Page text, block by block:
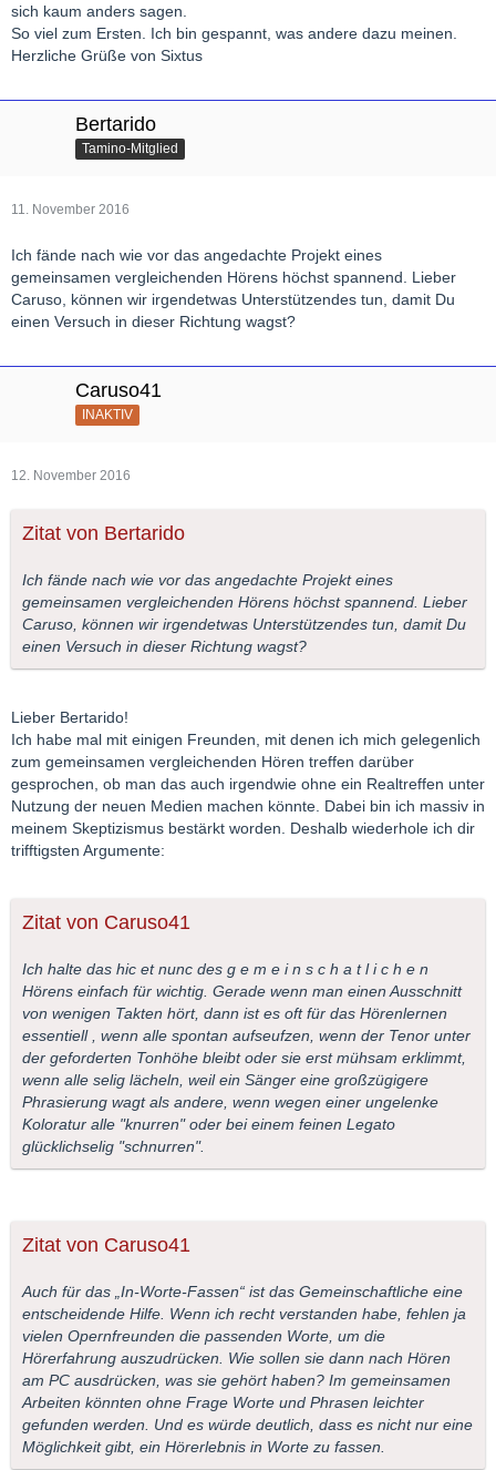
sich kaum anders sagen.
So viel zum Ersten. Ich bin gespannt, was andere dazu meinen.
Herzliche Grüße von Sixtus
Bertarido
Tamino-Mitglied
11. November 2016
Ich fände nach wie vor das angedachte Projekt eines
gemeinsamen vergleichenden Hörens höchst spannend. Lieber
Caruso, können wir irgendetwas Unterstützendes tun, damit Du
einen Versuch in dieser Richtung wagst?
Caruso41
INAKTIV
12. November 2016
Zitat von Bertarido
Ich fände nach wie vor das angedachte Projekt eines
gemeinsamen vergleichenden Hörens höchst spannend. Lieber
Caruso, können wir irgendetwas Unterstützendes tun, damit Du
einen Versuch in dieser Richtung wagst?
Lieber Bertarido!
Ich habe mal mit einigen Freunden, mit denen ich mich gelegenlich
zum gemeinsamen vergleichenden Hören treffen darüber
gesprochen, ob man das auch irgendwie ohne ein Realtreffen unter
Nutzung der neuen Medien machen könnte. Dabei bin ich massiv in
meinem Skeptizismus bestärkt worden. Deshalb wiederhole ich dir
trifftigsten Argumente:
Zitat von Caruso41
Ich halte das hic et nunc des g e m e i n s c h a t l i c h e n
Hörens einfach für wichtig. Gerade wenn man einen Ausschnitt
von wenigen Takten hört, dann ist es oft für das Hörenlernen
essentiell , wenn alle spontan aufseufzen, wenn der Tenor unter
der geforderten Tonhöhe bleibt oder sie erst mühsam erklimmt,
wenn alle selig lächeln, weil ein Sänger eine großzügigere
Phrasierung wagt als andere, wenn wegen einer ungelenke
Koloratur alle "knurren" oder bei einem feinen Legato
glücklichselig "schnurren".
Zitat von Caruso41
Auch für das „In-Worte-Fassen“ ist das Gemeinschaftliche eine
entscheidende Hilfe. Wenn ich recht verstanden habe, fehlen ja
vielen Opernfreunden die passenden Worte, um die
Hörerfahrung auszudrücken. Wie sollen sie dann nach Hören
am PC ausdrücken, was sie gehört haben? Im gemeinsamen
Arbeiten könnten ohne Frage Worte und Phrasen leichter
gefunden werden. Und es würde deutlich, dass es nicht nur eine
Möglichkeit gibt, ein Hörerlebnis in Worte zu fassen.